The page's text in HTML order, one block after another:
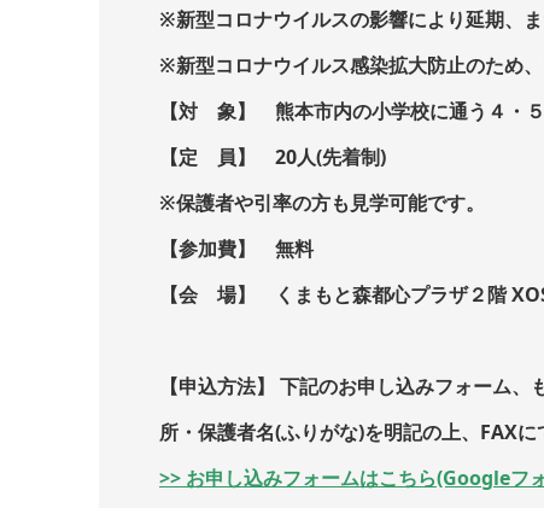
※新型コロナウイルスの影響により延期、
※新型コロナウイルス感染拡大防止のため
【対 象】 熊本市内の小学校に通う４・
【定 員】 20人(先着制)
※保護者や引率の方も見学可能です。
【参加費】 無料
【会 場】 くまもと森都心プラザ２階
【申込方法】 下記のお申し込みフォーム
所・保護者名(ふりがな)を明記の上、FAXに
>> お申し込みフォームはこちら(Googleフ